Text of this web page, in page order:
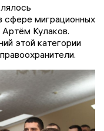
сфере миграционных
Кулаков.
этой категории